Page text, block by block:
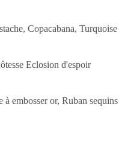
Copacabana,
Eclosion d'espoir
à embosser or, Ruban